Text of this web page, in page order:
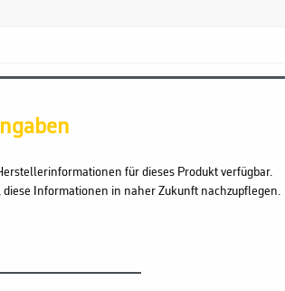
für dieses Produkt verfügbar.
Informationen in naher Zukunft nachzupflegen.